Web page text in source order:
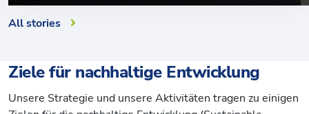
All stories
Ziele für nachhaltige Entwicklung
Unsere Strategie und unsere Aktivitäten tragen zu einigen